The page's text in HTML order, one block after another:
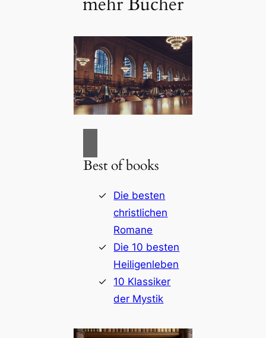
Welt.
mit
Peter
Seewald.
DVA
2006
Best of books
Die besten
christlichen
Romane
Die 10 besten
Heiligenleben
10 Klassiker
der Mystik